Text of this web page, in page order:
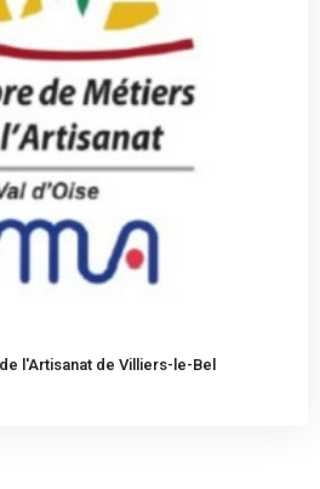
l'Artisanat de Villiers-le-Bel